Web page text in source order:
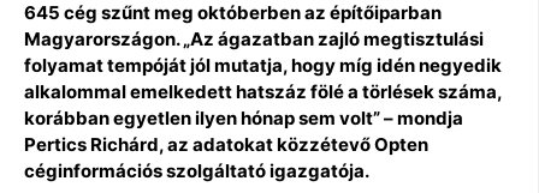
645 cég szűnt meg októberben az építőiparban
Magyarországon. „Az ágazatban zajló megtisztulási
folyamat tempóját jól mutatja, hogy míg idén negyedik
alkalommal emelkedett hatszáz fölé a törlések száma,
korábban egyetlen ilyen hónap sem volt” – mondja
Pertics Richárd, az adatokat közzétevő Opten
céginformációs szolgáltató igazgatója.